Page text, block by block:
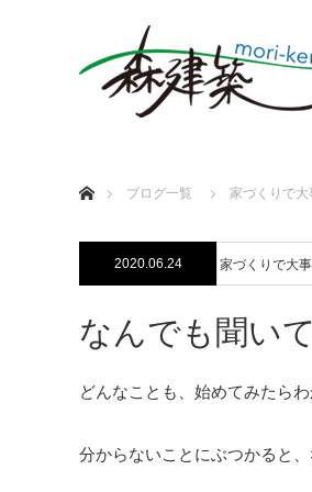
ブログ一覧
家づくりで大
2020.06.24 家づくりで大
なんでも聞い
どんなことも、始めてみたら
分からないことにぶつかると